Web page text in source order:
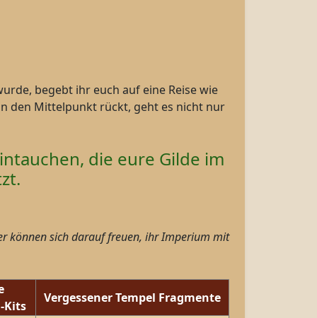
begebt ihr euch auf eine Reise wie
den Mittelpunkt rückt, geht es nicht nur
die eure Gilde im
können sich darauf freuen, ihr Imperium mit
Kits
Vergessener Tempel Fragmente